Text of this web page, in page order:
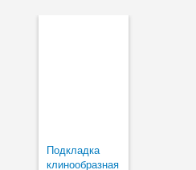
Подкладка
клинообразная